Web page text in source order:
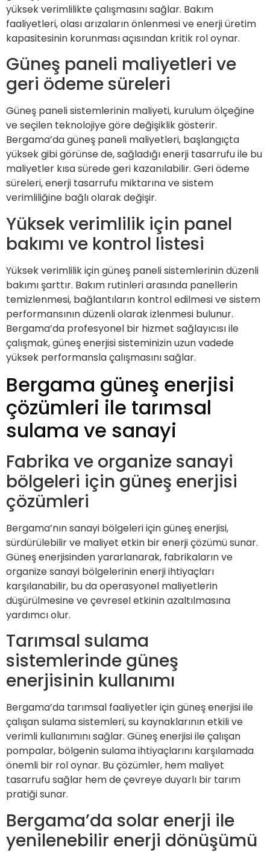
yüksek verimlilikte çalışmasını sağlar. Bakım
faaliyetleri, olası arızaların önlenmesi ve enerji üretim
kapasitesinin korunması açısından kritik rol oynar.
Güneş paneli maliyetleri ve
geri ödeme süreleri
Güneş paneli sistemlerinin maliyeti, kurulum ölçeğine
ve seçilen teknolojiye göre değişiklik gösterir.
Bergama’da güneş paneli maliyetleri, başlangıçta
yüksek gibi görünse de, sağladığı enerji tasarrufu ile bu
maliyetler kısa sürede geri kazanılabilir. Geri ödeme
süreleri, enerji tasarrufu miktarına ve sistem
verimliliğine bağlı olarak değişir.
Yüksek verimlilik için panel
bakımı ve kontrol listesi
Yüksek verimlilik için güneş paneli sistemlerinin düzenli
bakımı şarttır. Bakım rutinleri arasında panellerin
temizlenmesi, bağlantıların kontrol edilmesi ve sistem
performansının düzenli olarak izlenmesi bulunur.
Bergama’da profesyonel bir hizmet sağlayıcısı ile
çalışmak, güneş enerjisi sisteminizin uzun vadede
yüksek performansla çalışmasını sağlar.
Bergama güneş enerjisi
çözümleri ile tarımsal
sulama ve sanayi
Fabrika ve organize sanayi
bölgeleri için güneş enerjisi
çözümleri
Bergama’nın sanayi bölgeleri için güneş enerjisi,
sürdürülebilir ve maliyet etkin bir enerji çözümü sunar.
Güneş enerjisinden yararlanarak, fabrikaların ve
organize sanayi bölgelerinin enerji ihtiyaçları
karşılanabilir, bu da operasyonel maliyetlerin
düşürülmesine ve çevresel etkinin azaltılmasına
yardımcı olur.
Tarımsal sulama
sistemlerinde güneş
enerjisinin kullanımı
Bergama’da tarımsal faaliyetler için güneş enerjisi ile
çalışan sulama sistemleri, su kaynaklarının etkili ve
verimli kullanımını sağlar. Güneş enerjisi ile çalışan
pompalar, bölgenin sulama ihtiyaçlarını karşılamada
önemli bir rol oynar. Bu çözümler, hem maliyet
tasarrufu sağlar hem de çevreye duyarlı bir tarım
pratiği sunar.
Bergama’da solar enerji ile
yenilenebilir enerji dönüşümü